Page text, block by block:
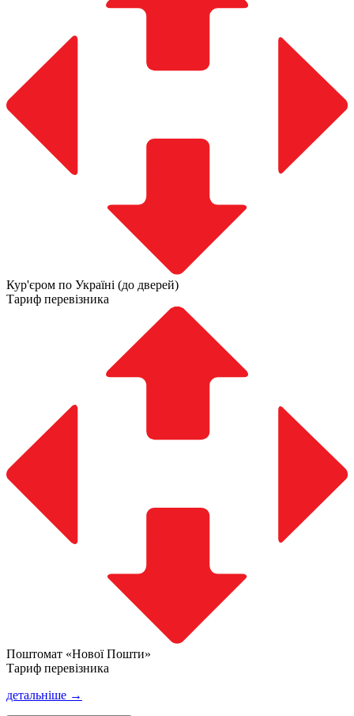
Кур'єром по Україні (до дверей)
Тариф перевізника
Поштомат «Нової Пошти»
Тариф перевізника
детальніше →